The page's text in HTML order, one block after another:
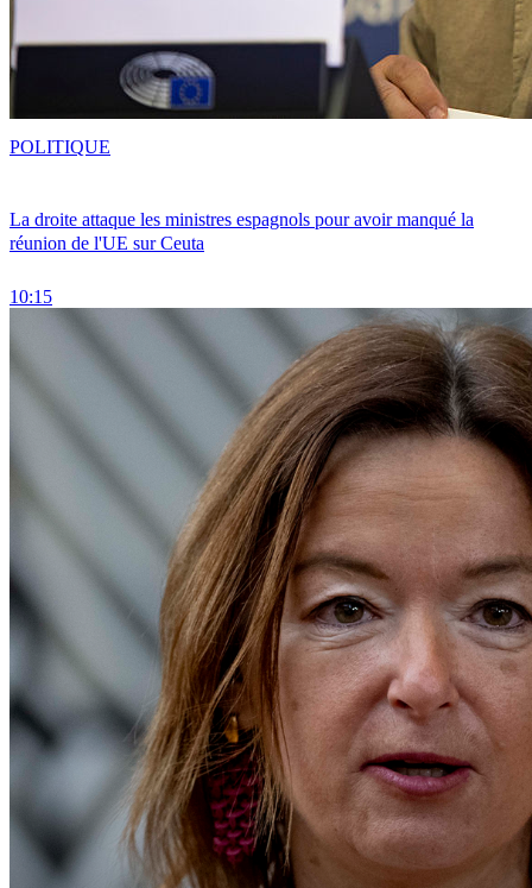
La droite attaque les ministres espagnols pour avoir manqué la
réunion de l'UE sur Ceuta
10:15
POLITIQUE